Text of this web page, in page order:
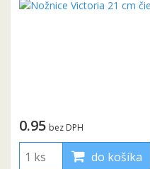
0.95 bez DPH
do košíka